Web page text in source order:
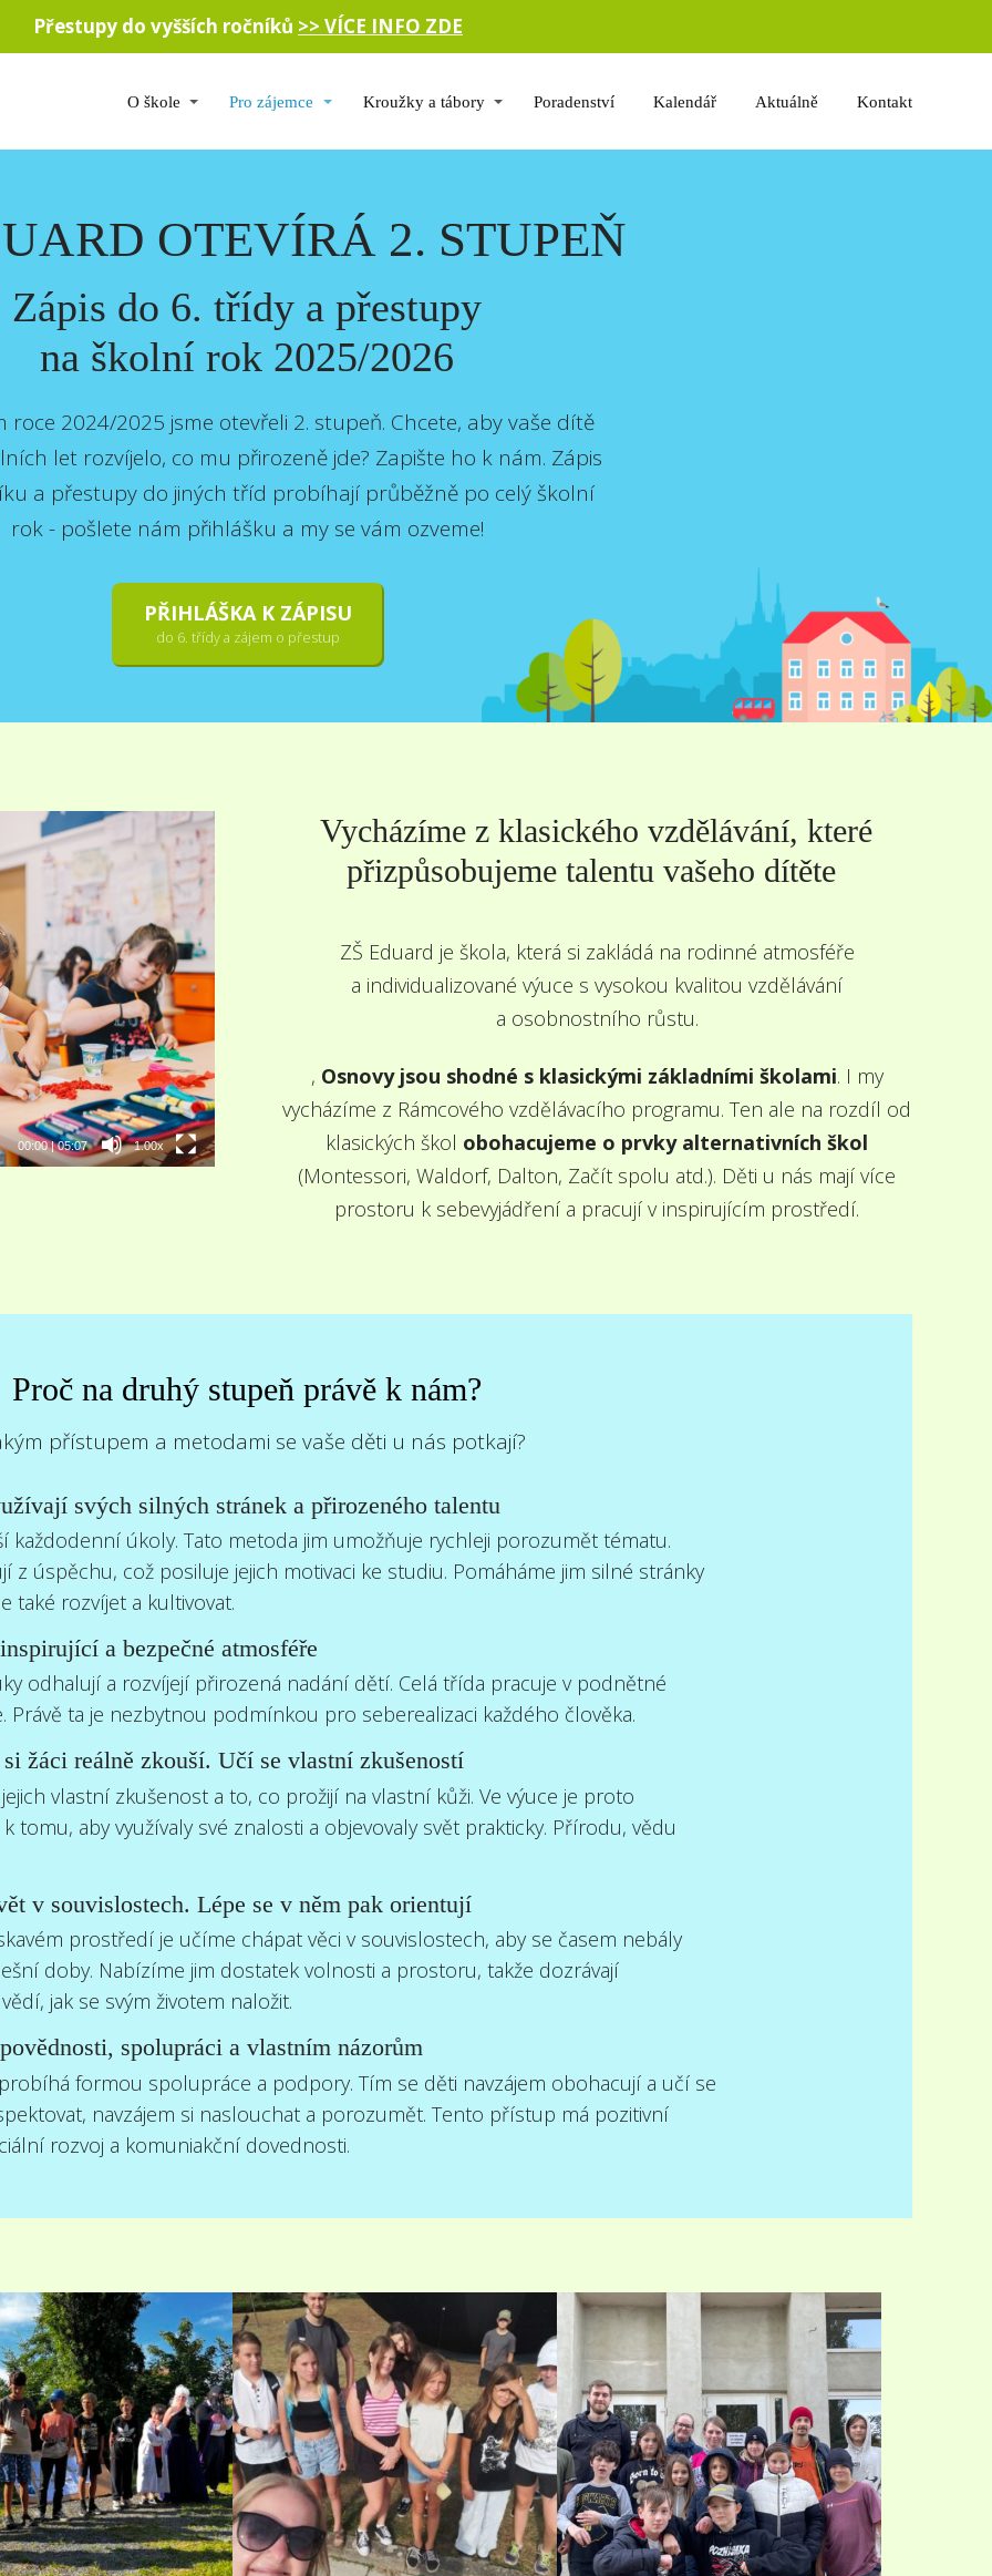
Přestupy do vyšších ročníků >> VÍCE INFO ZDE
O škole Pro zájemce Kroužky a tábory Poradenství Kalendář Aktuálně Kontakt
OTEVÍRÁ 2. STUPEŇ
Zápis do 6. třídy a přestupy
na školní rok 2025/2026
roce 2024/2025 jsme otevřeli 2. stupeň. Chcete, aby vaše dítě
let rozvíjelo, co mu přirozeně jde? Zapište ho k nám. Zápis
a přestupy do jiných tříd probíhají průběžně po celý školní
rok - pošlete nám přihlášku a my se vám ozveme!
PŘIHLÁŠKA K ZÁPISU
do 6. třídy a zájem o přestup
00:00|05:07 1.00x
Vycházíme z klasického vzdělávání, které
přizpůsobujeme talentu vašeho dítěte
ZŠ Eduard je škola, která si zakládá na rodinné atmosféře
a individualizované výuce s vysokou kvalitou vzdělávání
a osobnostního růstu.
, Osnovy jsou shodné s klasickými základními školami. I my
vycházíme z Rámcového vzdělávacího programu. Ten ale na rozdíl od
klasických škol obohacujeme o prvky alternativních škol
(Montessori, Waldorf, Dalton, Začít spolu atd.). Děti u nás mají více
prostoru k sebevyjádření a pracují v inspirujícím prostředí.
Proč na druhý stupeň právě k nám?
přístupem a metodami se vaše děti u nás potkají?
svých silných stránek a přirozeného talentu
každodenní úkoly. Tato metoda jim umožňuje rychleji porozumět tématu.
z úspěchu, což posiluje jejich motivaci ke studiu. Pomáháme jim silné stránky
také rozvíjet a kultivovat.
a bezpečné atmosféře
odhalují a rozvíjejí přirozená nadání dětí. Celá třída pracuje v podnětné
Právě ta je nezbytnou podmínkou pro seberealizaci každého člověka.
žáci reálně zkouší. Učí se vlastní zkušeností
vlastní zkušenost a to, co prožijí na vlastní kůži. Ve výuce je proto
tomu, aby využívaly své znalosti a objevovaly svět prakticky. Přírodu, vědu
v souvislostech. Lépe se v něm pak orientují
prostředí je učíme chápat věci v souvislostech, aby se časem nebály
doby. Nabízíme jim dostatek volnosti a prostoru, takže dozrávají
jak se svým životem naložit.
spolupráci a vlastním názorům
formou spolupráce a podpory. Tím se děti navzájem obohacují a učí se
navzájem si naslouchat a porozumět. Tento přístup má pozitivní
rozvoj a komuniakční dovednosti.